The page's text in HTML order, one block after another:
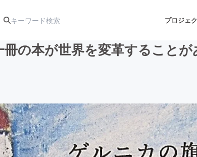
プロジェ
アート・写真 音楽
テクノロジー・ガジェット ゲーム・サー
冊の本が世界を変革すること